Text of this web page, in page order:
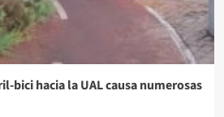
bici hacia la UAL causa numerosas